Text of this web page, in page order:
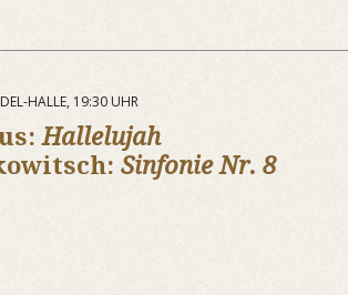
HALLE, 19:30 UHR
Hallelujah
Sinfonie Nr. 8